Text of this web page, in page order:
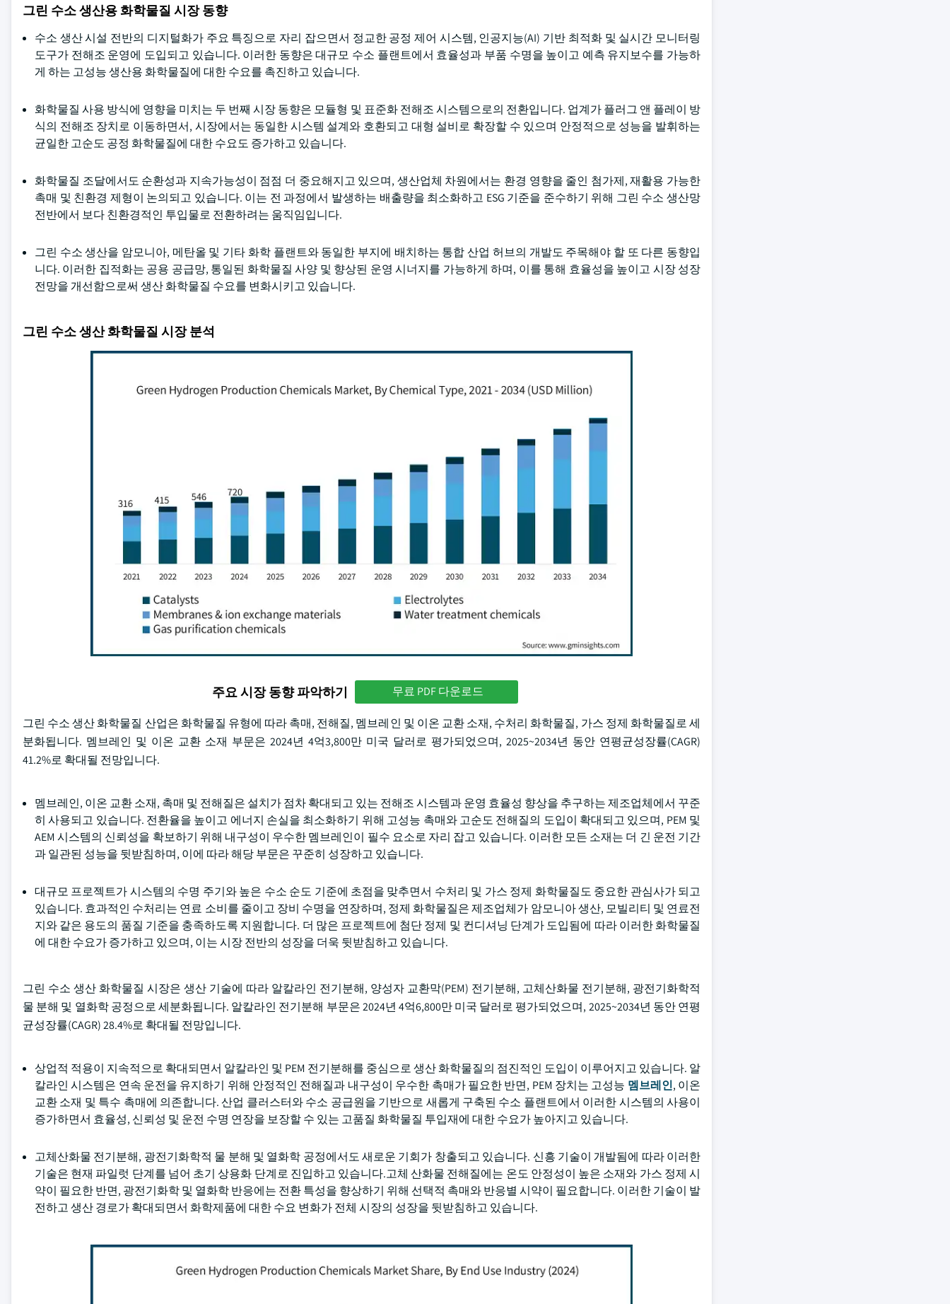
그린 수소 생산용 화학물질 시장 동향
수소 생산 시설 전반의 디지털화가 주요 특징으로 자리 잡으면서 정교한 공정 제어 시스템, 인공지능(AI) 기반 최적화 및 실시간 모니터링
도구가 전해조 운영에 도입되고 있습니다. 이러한 동향은 대규모 수소 플랜트에서 효율성과 부품 수명을 높이고 예측 유지보수를 가능하
게 하는 고성능 생산용 화학물질에 대한 수요를 촉진하고 있습니다.
화학물질 사용 방식에 영향을 미치는 두 번째 시장 동향은 모듈형 및 표준화 전해조 시스템으로의 전환입니다. 업계가 플러그 앤 플레이 방
식의 전해조 장치로 이동하면서, 시장에서는 동일한 시스템 설계와 호환되고 대형 설비로 확장할 수 있으며 안정적으로 성능을 발휘하는
균일한 고순도 공정 화학물질에 대한 수요도 증가하고 있습니다.
화학물질 조달에서도 순환성과 지속가능성이 점점 더 중요해지고 있으며, 생산업체 차원에서는 환경 영향을 줄인 첨가제, 재활용 가능한
촉매 및 친환경 제형이 논의되고 있습니다. 이는 전 과정에서 발생하는 배출량을 최소화하고 ESG 기준을 준수하기 위해 그린 수소 생산망
전반에서 보다 친환경적인 투입물로 전환하려는 움직임입니다.
그린 수소 생산을 암모니아, 메탄올 및 기타 화학 플랜트와 동일한 부지에 배치하는 통합 산업 허브의 개발도 주목해야 할 또 다른 동향입
니다. 이러한 집적화는 공용 공급망, 통일된 화학물질 사양 및 향상된 운영 시너지를 가능하게 하며, 이를 통해 효율성을 높이고 시장 성장
전망을 개선함으로써 생산 화학물질 수요를 변화시키고 있습니다.
그린 수소 생산 화학물질 시장 분석
주요 시장 동향 파악하기 무료 PDF 다운로드
그린 수소 생산 화학물질 산업은 화학물질 유형에 따라 촉매, 전해질, 멤브레인 및 이온 교환 소재, 수처리 화학물질, 가스 정제 화학물질로 세
분화됩니다. 멤브레인 및 이온 교환 소재 부문은 2024년 4억3,800만 미국 달러로 평가되었으며, 2025~2034년 동안 연평균성장률(CAGR)
41.2%로 확대될 전망입니다.
멤브레인, 이온 교환 소재, 촉매 및 전해질은 설치가 점차 확대되고 있는 전해조 시스템과 운영 효율성 향상을 추구하는 제조업체에서 꾸준
히 사용되고 있습니다. 전환율을 높이고 에너지 손실을 최소화하기 위해 고성능 촉매와 고순도 전해질의 도입이 확대되고 있으며, PEM 및
AEM 시스템의 신뢰성을 확보하기 위해 내구성이 우수한 멤브레인이 필수 요소로 자리 잡고 있습니다. 이러한 모든 소재는 더 긴 운전 기간
과 일관된 성능을 뒷받침하며, 이에 따라 해당 부문은 꾸준히 성장하고 있습니다.
대규모 프로젝트가 시스템의 수명 주기와 높은 수소 순도 기준에 초점을 맞추면서 수처리 및 가스 정제 화학물질도 중요한 관심사가 되고
있습니다. 효과적인 수처리는 연료 소비를 줄이고 장비 수명을 연장하며, 정제 화학물질은 제조업체가 암모니아 생산, 모빌리티 및 연료전
지와 같은 용도의 품질 기준을 충족하도록 지원합니다. 더 많은 프로젝트에 첨단 정제 및 컨디셔닝 단계가 도입됨에 따라 이러한 화학물질
에 대한 수요가 증가하고 있으며, 이는 시장 전반의 성장을 더욱 뒷받침하고 있습니다.
그린 수소 생산 화학물질 시장은 생산 기술에 따라 알칼라인 전기분해, 양성자 교환막(PEM) 전기분해, 고체산화물 전기분해, 광전기화학적
물 분해 및 열화학 공정으로 세분화됩니다. 알칼라인 전기분해 부문은 2024년 4억6,800만 미국 달러로 평가되었으며, 2025~2034년 동안 연평
균성장률(CAGR) 28.4%로 확대될 전망입니다.
상업적 적용이 지속적으로 확대되면서 알칼라인 및 PEM 전기분해를 중심으로 생산 화학물질의 점진적인 도입이 이루어지고 있습니다. 알
칼라인 시스템은 연속 운전을 유지하기 위해 안정적인 전해질과 내구성이 우수한 촉매가 필요한 반면, PEM 장치는 고성능 멤브레인, 이온
교환 소재 및 특수 촉매에 의존합니다. 산업 클러스터와 수소 공급원을 기반으로 새롭게 구축된 수소 플랜트에서 이러한 시스템의 사용이
증가하면서 효율성, 신뢰성 및 운전 수명 연장을 보장할 수 있는 고품질 화학물질 투입재에 대한 수요가 높아지고 있습니다.
고체산화물 전기분해, 광전기화학적 물 분해 및 열화학 공정에서도 새로운 기회가 창출되고 있습니다. 신흥 기술이 개발됨에 따라 이러한
기술은 현재 파일럿 단계를 넘어 초기 상용화 단계로 진입하고 있습니다.고체 산화물 전해질에는 온도 안정성이 높은 소재와 가스 정제 시
약이 필요한 반면, 광전기화학 및 열화학 반응에는 전환 특성을 향상하기 위해 선택적 촉매와 반응별 시약이 필요합니다. 이러한 기술이 발
전하고 생산 경로가 확대되면서 화학제품에 대한 수요 변화가 전체 시장의 성장을 뒷받침하고 있습니다.